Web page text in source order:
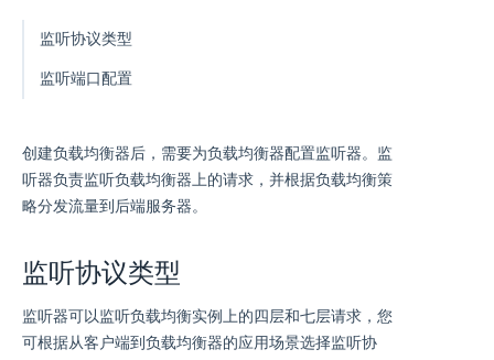
监听协议类型
监听端口配置
创建负载均衡器后，需要为负载均衡器配置监听器。监
听器负责监听负载均衡器上的请求，并根据负载均衡策
略分发流量到后端服务器。
监听协议类型
监听器可以监听负载均衡实例上的四层和七层请求，您
可根据从客户端到负载均衡器的应用场景选择监听协